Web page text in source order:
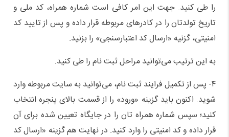
را طی کنید. جهت این امر کافی است شماره همراه، کد ملی و
تاریخ تولدتان را در کادرهای مربوطه قرار داده و پس از تایید کد
امنیتی، گزنیه «ارسال کد اعتبارسنجی» را بزنید.
به این ترتیب می‌توانید مراحل ثبت نام را طی کنید.
۴- پس از تکمیل فرایند ثبت نام، می‌توانید به سایت مربوطه وارد
شوید. اکنون باید گزینه «ورود» را از قسمت بالای پنجره انتخاب
کنید؛ سپس شماره همراه تان را در جایگاه تعیین شده برای آن
قرار داده و کد امنیتی را وارد کنید. در نهایت هم گزینه «ارسال کد